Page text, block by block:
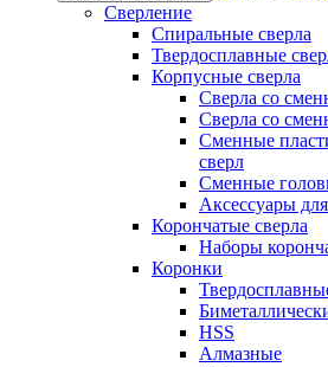
Сверление
Спиральные сверла
Твердосплавные
Корпусные сверла
Сверла со
Сверла со
Сменные
сверл
Сменные
Аксессуары
Корончатые сверла
Наборы
Коронки
HSS
Алмазные